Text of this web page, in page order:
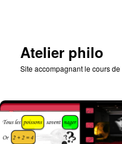
Atelier philo
Site accompagnant le cours